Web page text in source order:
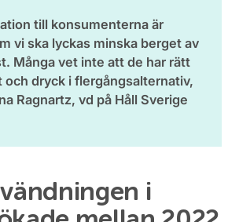
till konsumenterna är
vi ska lyckas minska berget av
Många vet inte att de har rätt
och dryck i flergångsalternativ,
Ragnartz, vd på Håll Sverige
i